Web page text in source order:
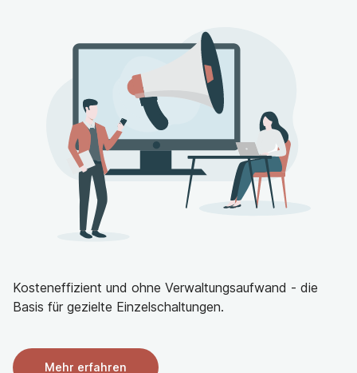
Kosteneffizient und ohne Verwaltungsaufwand - die
Basis für gezielte Einzelschaltungen.
Mehr erfahren